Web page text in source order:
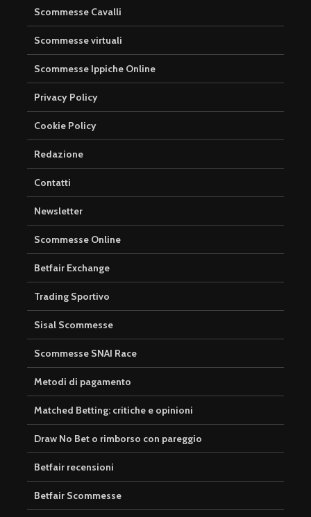
Scommesse Cavalli
Scommesse virtuali
Scommesse Ippiche Online
Privacy Policy
Cookie Policy
Redazione
Contatti
Newsletter
Scommesse Online
Betfair Exchange
Trading Sportivo
Sisal Scommesse
Scommesse SNAI Race
Metodi di pagamento
Matched Betting: critiche e opinioni
Draw No Bet o rimborso con pareggio
Betfair recensioni
Betfair Scommesse